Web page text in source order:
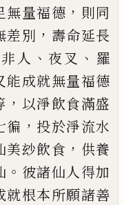
無量福德 ， 則同
差別 ， 壽命延長
人 、 夜叉 、 羅
能成就無量福德
， 以淨飲食滿盛
徧 ， 投於淨流水
美玅飲食 ， 供養
。 彼諸仙人得加
就根本所願諸善